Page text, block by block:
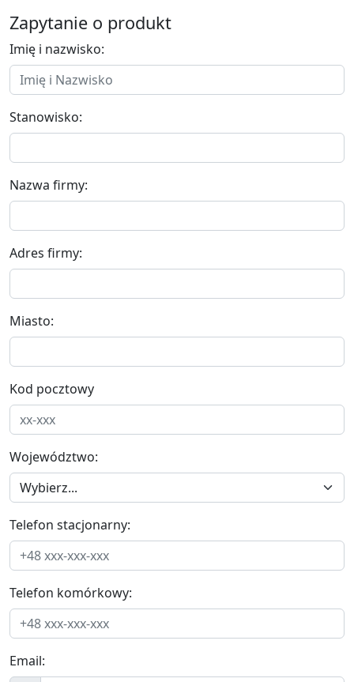
Zapytanie o produkt
Imię i nazwisko:
Stanowisko:
Nazwa firmy:
Adres firmy:
Miasto:
Kod pocztowy
Województwo:
Telefon stacjonarny:
Telefon komórkowy:
Email: